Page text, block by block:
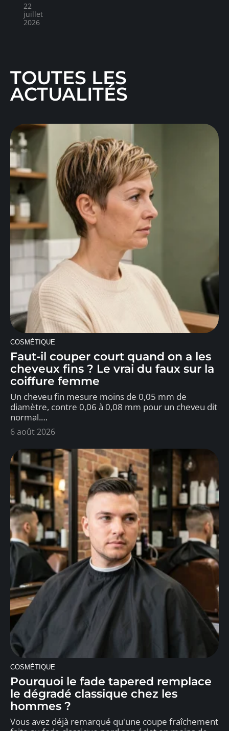
22
juillet
2026
TOUTES LES
ACTUALITÉS
COSMÉTIQUE
Faut-il couper court quand on a les
cheveux fins ? Le vrai du faux sur la
coiffure femme
Un cheveu fin mesure moins de 0,05 mm de
diamètre, contre 0,06 à 0,08 mm pour un cheveu dit
normal.…
6 août 2026
COSMÉTIQUE
Pourquoi le fade tapered remplace
le dégradé classique chez les
hommes ?
Vous avez déjà remarqué qu'une coupe fraîchement